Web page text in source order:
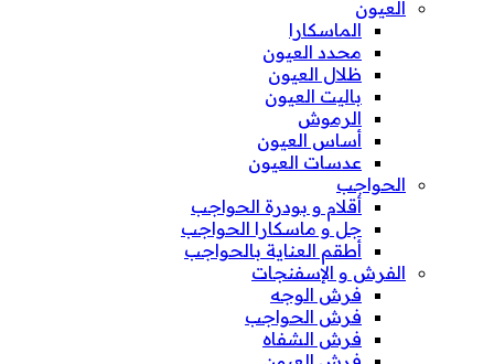
العيون
الماسكارا
محدد العيون
ظلال العيون
باليت العيون
الرموش
أساس العيون
عدسات العيون
الحواجب
أقلام و بودرة الحواجب
جل و ماسكارا الحواجب
أطقم العناية بالحواجب
الفرش و الإسفنجات
فرش الوجه
فرش الحواجب
فرش الشفاه